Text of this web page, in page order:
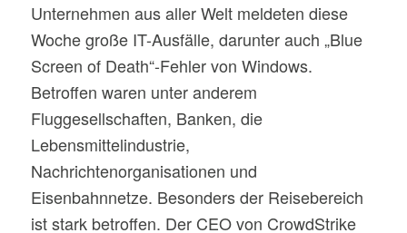
Unternehmen aus aller Welt meldeten diese
Woche große IT-Ausfälle, darunter auch „Blue
Screen of Death“-Fehler von Windows.
Betroffen waren unter anderem
Fluggesellschaften, Banken, die
Lebensmittelindustrie,
Nachrichtenorganisationen und
Eisenbahnnetze. Besonders der Reisebereich
ist stark betroffen. Der CEO von CrowdStrike